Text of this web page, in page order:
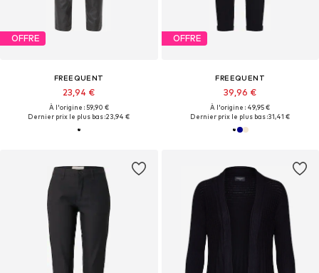
OFFRE
FREEQUENT
23,94 €
À l'origine : 59,90 €
Dernier prix le plus bas :23,94 €
OFFRE
FREEQUENT
39,96 €
À l'origine : 49,95 €
Dernier prix le plus bas :31,41 €